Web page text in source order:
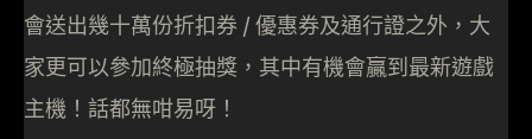
會送出幾十萬份折扣券 / 優惠券及通行證之外，大
家更可以參加終極抽獎，其中有機會贏到最新遊戲
主機！話都無咁易呀！